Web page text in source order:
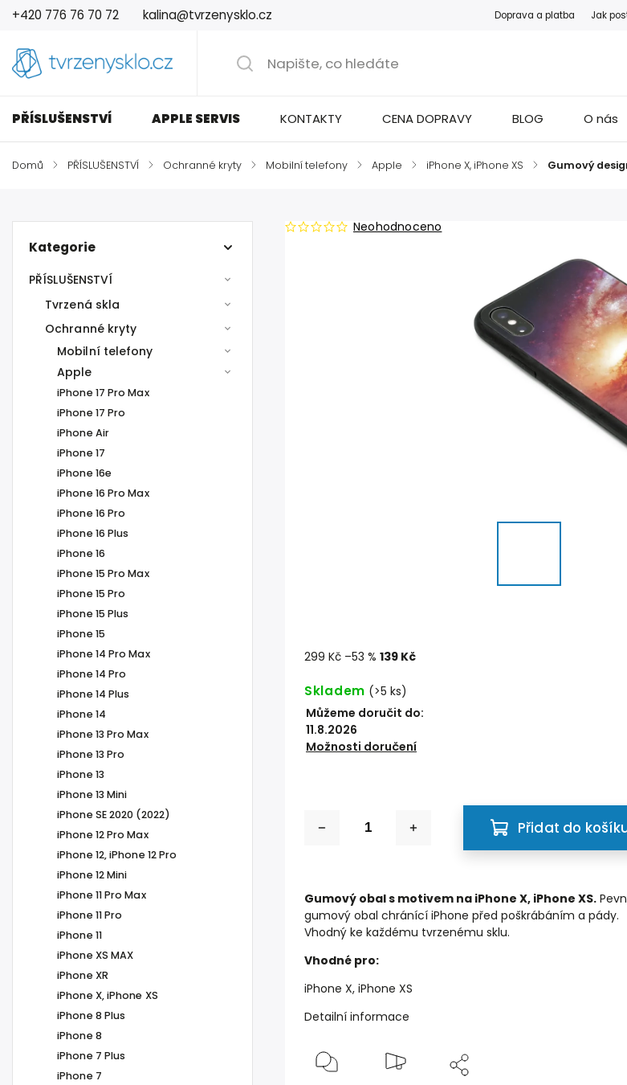
+420 776 76 70 72 kalina@tvrzenysklo.cz Doprava a platba Jak
PŘÍSLUŠENSTVÍ APPLE SERVIS KONTAKTY CENA DOPRAVY BLOG O nás
Domů / PŘÍSLUŠENSTVÍ / Ochranné kryty / Mobilní telefony / Apple / iPhone X, iPhone XS / Gumový
Kategorie
PŘÍSLUŠENSTVÍ
Tvrzená skla
Ochranné kryty
Mobilní telefony
Apple
iPhone 17 Pro Max
iPhone 17 Pro
iPhone Air
iPhone 17
iPhone 16e
iPhone 16 Pro Max
iPhone 16 Pro
iPhone 16 Plus
iPhone 16
iPhone 15 Pro Max
iPhone 15 Pro
iPhone 15 Plus
iPhone 15
iPhone 14 Pro Max
iPhone 14 Pro
iPhone 14 Plus
iPhone 14
iPhone 13 Pro Max
iPhone 13 Pro
iPhone 13
iPhone 13 Mini
iPhone SE 2020 (2022)
iPhone 12 Pro Max
iPhone 12, iPhone 12 Pro
iPhone 12 Mini
iPhone 11 Pro Max
iPhone 11 Pro
iPhone 11
iPhone XS MAX
iPhone XR
iPhone X, iPhone XS
iPhone 8 Plus
iPhone 8
iPhone 7 Plus
iPhone 7
Neohodnoceno
299 Kč –53 % 139 Kč
Skladem (>5 ks)
Můžeme doručit do:
11.8.2026
Možnosti doručení
Přidat do
Gumový obal s motivem na iPhone X, iPhone XS.
gumový obal chránící iPhone před poškrábáním a pády.
Vhodný ke každému tvrzenému sklu.
Vhodné pro:
iPhone X, iPhone XS
Detailní informace